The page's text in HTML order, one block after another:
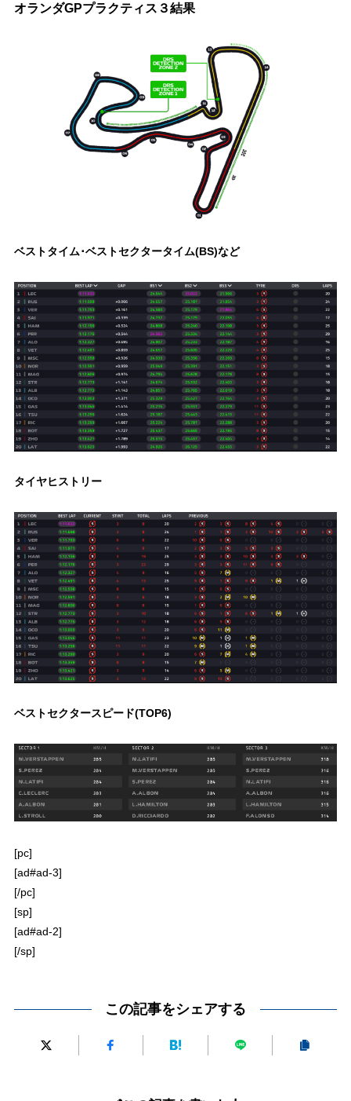
オランダGPプラクティス３結果
ベストタイム･ベストセクタータイム(BS)など
タイヤヒストリー
ベストセクタースピード(TOP6)
[pc]
[ad#ad-3]
[/pc]
[sp]
[ad#ad-2]
[/sp]
この記事をシェアする